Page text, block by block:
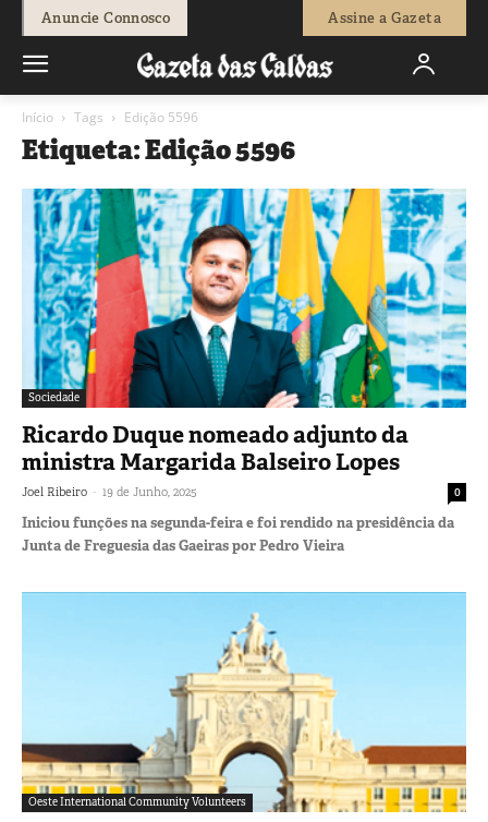
Anuncie Connosco Assine a Gazeta
Início Tags Edição 5596
Etiqueta: Edição 5596
Sociedade
Ricardo Duque nomeado adjunto da
ministra Margarida Balseiro Lopes
Joel Ribeiro - 19 de Junho, 2025 0
Iniciou funções na segunda-feira e foi rendido na presidência da
Junta de Freguesia das Gaeiras por Pedro Vieira
Oeste International Community Volunteers